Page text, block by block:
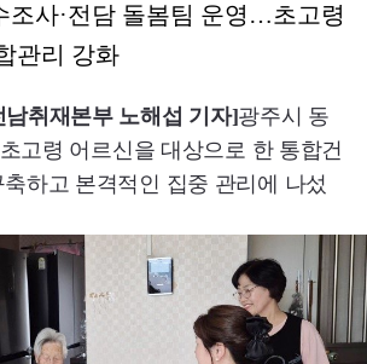
조사·전담 돌봄팀 운영…초고령
관리 강화
취재본부 노해섭 기자]광주시 동
고령 어르신을 대상으로 한 통합건
하고 본격적인 집중 관리에 나섰